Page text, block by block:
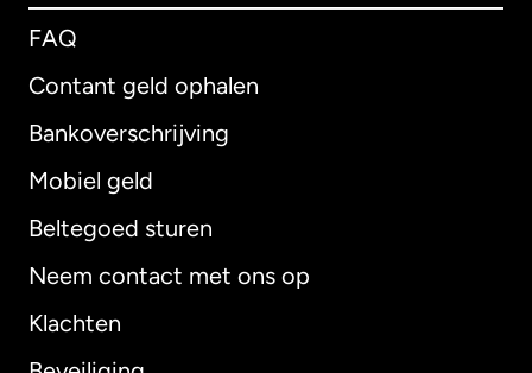
FAQ
Contant geld ophalen
Bankoverschrijving
Mobiel geld
Beltegoed sturen
Neem contact met ons op
Klachten